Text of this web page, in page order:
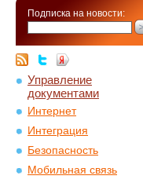
Подписка на новости:
Управление
документами
Интернет
Интеграция
Безопасность
Мобильная связь